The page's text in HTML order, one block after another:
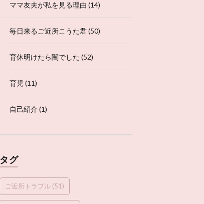
ママ友夫が私を見る理由 (14)
毎日来るご近所こうた君(50)
育休明けたら闇でした (52)
育児 (11)
自己紹介(1)
タグ
ご近所トラブル (51)